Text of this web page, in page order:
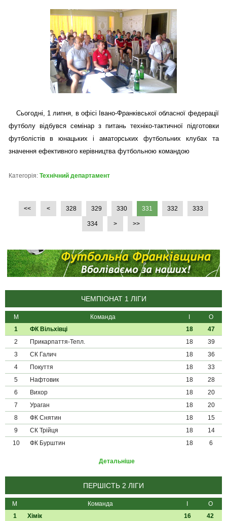
Сьогодні, 1 липня, в офісі Івано-Франківської обласної федерації
футболу відбувся семінар з питань техніко-тактичної підготовки
футболістів в юнацьких і аматорських футбольних клубах та
значення ефективного керівництва футбольною командою
Категорія: Технічний департамент
<< < 328 329 330 331 332 333
334 > >>
ЧЕМПІОНАТ 1 ЛІГИ
М Команда
О
1
ФК Вільхівці 18
47
2
Прикарпаття-Тепл. 18
39
3
СК Галич 18
36
4
Покуття 18
33
5
Нафтовик 18
28
6
Вихор 18
20
7
Ураган 18
20
8
ФК Снятин 18
15
9
СК Трійця 18
14
10
ФК Бурштин 18 6
Детальніше
ПЕРШІСТЬ 2 ЛІГИ
М Команда
О
1
Хімік 16 42